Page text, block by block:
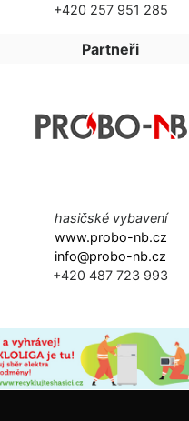
+420 257 951 285
Partneři
hasičské vybavení
www.probo-nb.cz
info@probo-nb.cz
+420 487 723 993